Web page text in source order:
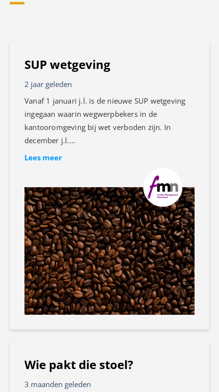
SUP wetgeving
2 jaar geleden
Vanaf 1 januari j.l. is de nieuwe SUP wetgeving
ingegaan waarin wegwerpbekers in de
kantooromgeving bij wet verboden zijn. In
december j.l....
Lees meer
Wie pakt die stoel?
3 maanden geleden